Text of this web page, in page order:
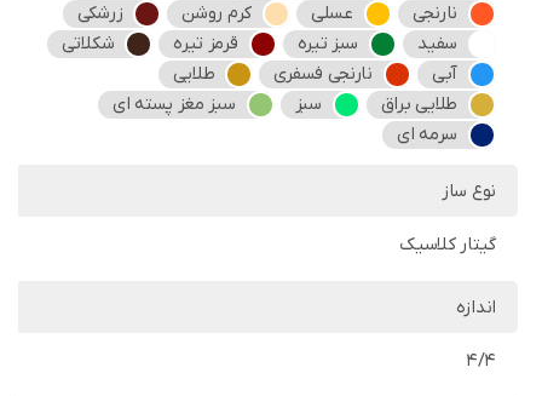
نارنجی
عسلی کرم روشن
زرشکی
سفید
سبز تیره قرمز تیره
شکلاتی
آبی
نارنجی فسفری
طلایی
طلایی براق
سبز
سبز مغز پسته ای
سرمه ای
نوع ساز
گیتار کلاسیک
اندازه
4/4